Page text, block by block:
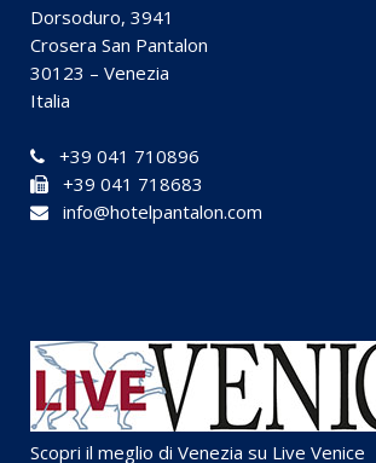
Dorsoduro, 3941
Crosera San Pantalon
30123 – Venezia
Italia
+39 041 710896
+39 041 718683
info@hotelpantalon.com
Scopri il meglio di Venezia su Live Venice